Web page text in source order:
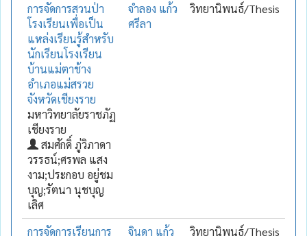
การจัดการสวนป่า
โรงเรียนเพื่อเป็น
แหล่งเรียนรู้สำหรับ
นักเรียนโรงเรียน
บ้านแม่ตาช้าง
อำเภอแม่สรวย
จังหวัดเชียงราย
มหาวิทยาลัยราชภัฏ
เชียงราย
สมศักดิ์ ภู่วิภาดา
วรรธน์;ศรพล แสง
งาม;ประกอบ อยู่ชม
บุญ;รัตนา นุชบุญ
เลิศ
จำลอง แก้ว
ศรีลา
วิทยานิพนธ์/Thesis
การจัดการเรียนการ
จินดา แก้ว
วิทยานิพนธ์/Thesis